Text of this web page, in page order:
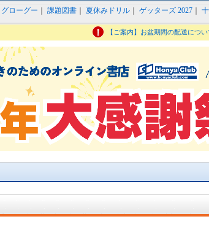
グローグー 課題図書 夏休みドリル ゲッターズ 2027
【ご案内】お盆期間の配送につい